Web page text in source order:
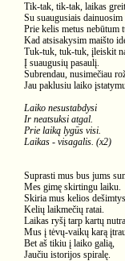
Tik-tak, tik-tak, laikas
Su suaugusiais dainuosim
Prie kelis metus nebūtum
Kad atsisakysim maišto
Tuk-tuk, tuk-tuk, įleiskit
Į suaugusių pasaulį.
Subrendau, nusimečiau
Jau paklusiu laiko
Laiko nesustabdysi
Ir neatsuksi atgal.
Prie laiką lygūs visi.
Laikas - visagalis. (x2)
Suprasti mus bus jums
Mes gimę skirtingu laiku.
Skiria mus kelios
Kelių laikmečių ratai.
Laikas ryšį tarp kartų
Mus į tėvų-vaikų karą
Bet aš tikiu į laiko galią,
Jaučiu istorijos spiralę.